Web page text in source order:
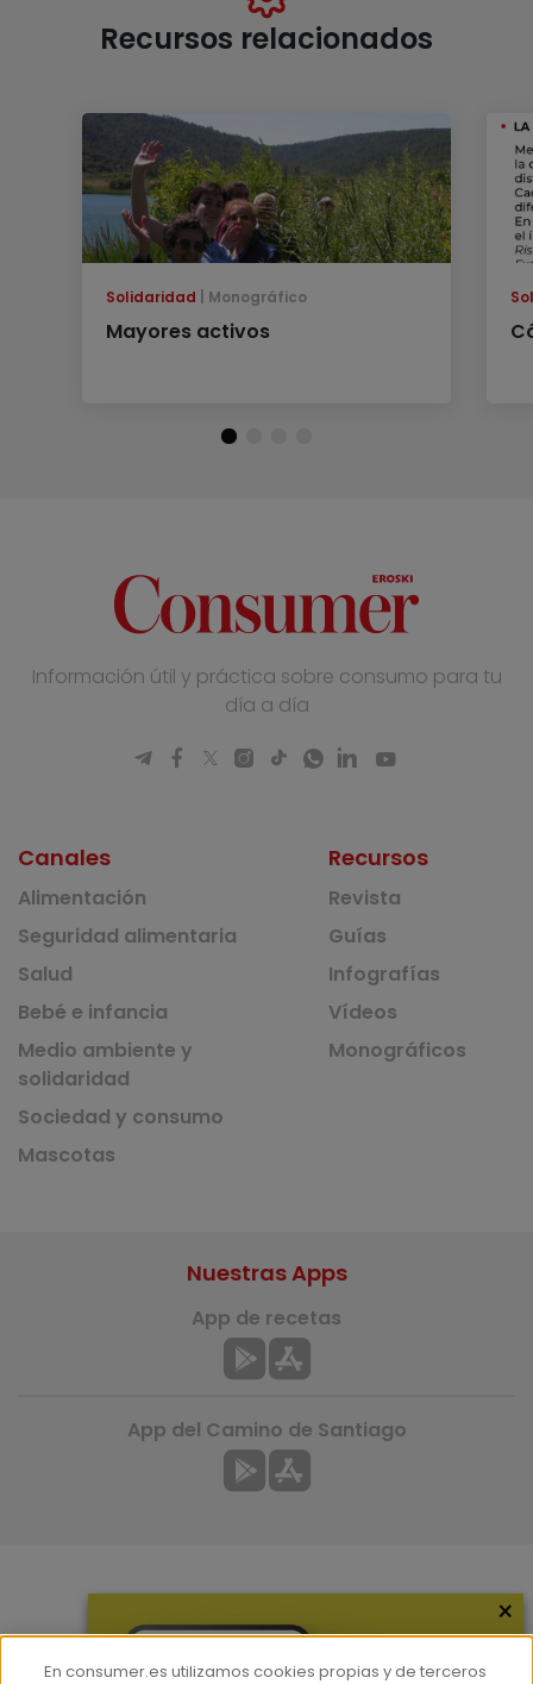
Recursos relacionados
Solidaridad Monográfico
Mayores activos
Información útil y práctica sobre consumo para tu
día a día
Canales
Alimentación
Seguridad alimentaria
Salud
Bebé e infancia
Medio ambiente y
solidaridad
Sociedad y consumo
Mascotas
Recursos
Revista
Guías
Infografías
Vídeos
Monográficos
Nuestras Apps
App de recetas
App del Camino de Santiago
×
En consumer.es utilizamos cookies propias y de terceros